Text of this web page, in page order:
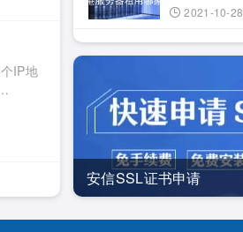
IP地
2021-10-28
安信SSL证书申请